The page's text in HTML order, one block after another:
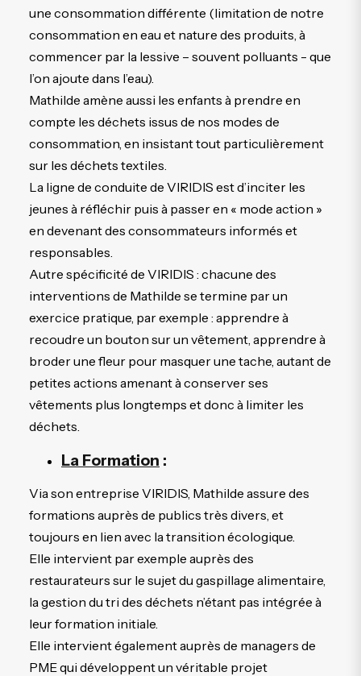
une consommation différente (limitation de notre
consommation en eau et nature des produits, à
commencer par la lessive – souvent polluants - que
l’on ajoute dans l’eau).
Mathilde amène aussi les enfants à prendre en
compte les déchets issus de nos modes de
consommation, en insistant tout particulièrement
sur les déchets textiles.
La ligne de conduite de VIRIDIS est d’inciter les
jeunes à réfléchir puis à passer en « mode action »
en devenant des consommateurs informés et
responsables.
Autre spécificité de VIRIDIS : chacune des
interventions de Mathilde se termine par un
exercice pratique, par exemple : apprendre à
recoudre un bouton sur un vêtement, apprendre à
broder une fleur pour masquer une tache, autant de
petites actions amenant à conserver ses
vêtements plus longtemps et donc à limiter les
déchets.
La Formation :
Via son entreprise VIRIDIS, Mathilde assure des
formations auprès de publics très divers, et
toujours en lien avec la transition écologique.
Elle intervient par exemple auprès des
restaurateurs sur le sujet du gaspillage alimentaire,
la gestion du tri des déchets n’étant pas intégrée à
leur formation initiale.
Elle intervient également auprès de managers de
PME qui développent un véritable projet